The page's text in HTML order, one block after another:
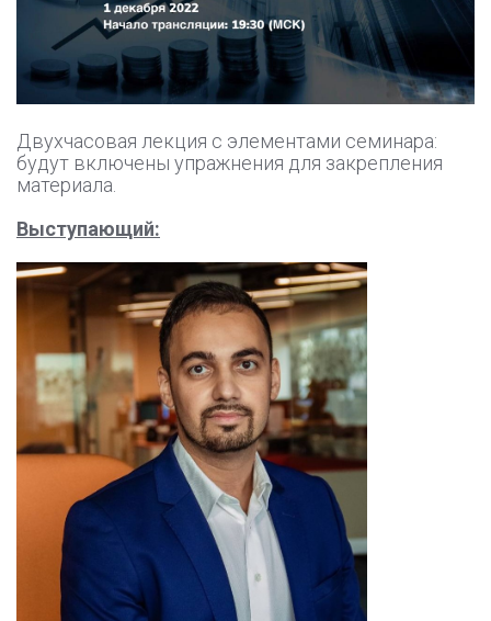
Двухчасовая лекция с элементами семинара:
будут включены упражнения для закрепления
материала.
Выступающий: